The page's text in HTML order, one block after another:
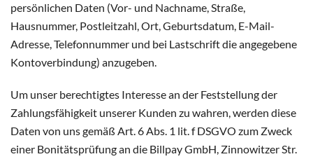
persönlichen Daten (Vor- und Nachname, Straße,
Hausnummer, Postleitzahl, Ort, Geburtsdatum, E-Mail-
Adresse, Telefonnummer und bei Lastschrift die angegebene
Kontoverbindung) anzugeben.
Um unser berechtigtes Interesse an der Feststellung der
Zahlungsfähigkeit unserer Kunden zu wahren, werden diese
Daten von uns gemäß Art. 6 Abs. 1 lit. f DSGVO zum Zweck
einer Bonitätsprüfung an die Billpay GmbH, Zinnowitzer Str.